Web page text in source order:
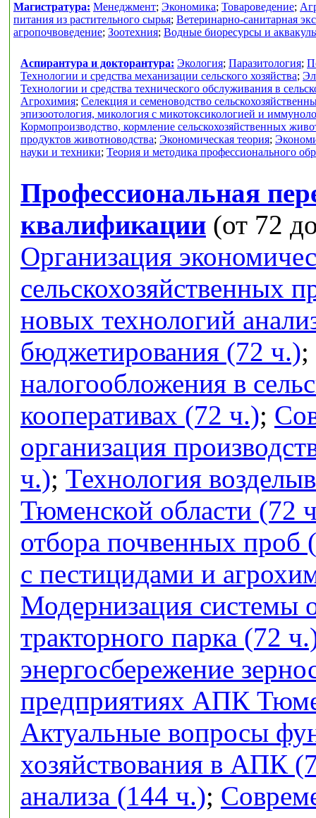
Магистратура: Менеджмент; Экономика; Товароведение;
питания из растительного сырья; Ветеринарно-санитарная
агропочвоведение; Зоотехния; Водные биоресурсы и
Аспирантура и докторантура: Экология; Паразитология;
Технологии и средства механизации сельского хозяйства;
Технологии и средства технического обслуживания в
Агрохимия; Селекция и семеноводство
эпизоотология, микология с микотоксикологией и
Кормопроизводство, кормление сельскохозяйственных
продуктов животноводства; Экономическая теория;
науки и техники; Теория и методика профессионального
Профессиональная
квалификации (от 72
Организация
сельскохозяйственных
новых технологий
бюджетирования (72 ч.);
налогообложения в
кооперативах (72 ч.);
организация
ч.); Технология
Тюменской области (72
отбора почвенных проб
с пестицидами и
Модернизация системы
тракторного парка (72
энергосбережение
предприятиях АПК
Актуальные вопросы
хозяйствования в АПК
анализа (144 ч.);